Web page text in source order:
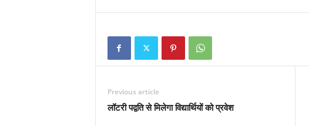
Previous article
लॉटरी पद्वति से मिलेगा विद्यार्थियों को प्रवेश